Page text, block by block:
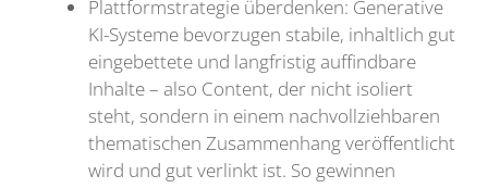
Plattformstrategie überdenken: Generative
KI-Systeme bevorzugen stabile, inhaltlich gut
eingebettete und langfristig auffindbare
Inhalte – also Content, der nicht isoliert
steht, sondern in einem nachvollziehbaren
thematischen Zusammenhang veröffentlicht
wird und gut verlinkt ist. So gewinnen